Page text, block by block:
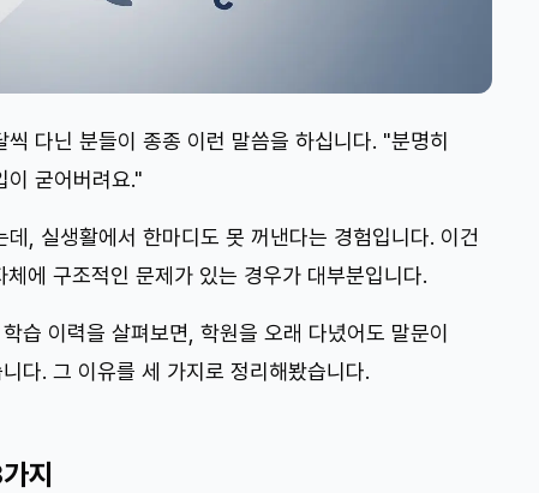
다닌 분들이 종종 이런 말씀을 하십니다. "분명히
이 굳어버려요."
, 실생활에서 한마디도 못 꺼낸다는 경험입니다. 이건
에 구조적인 문제가 있는 경우가 대부분입니다.
습 이력을 살펴보면, 학원을 오래 다녔어도 말문이
다. 그 이유를 세 가지로 정리해봤습니다.
지